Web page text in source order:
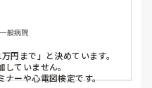
般病院
円まで」と決めています。
ていません。
ナーや心電図検定です。